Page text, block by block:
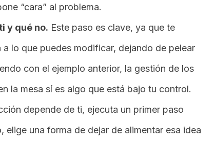
“cara” al problema.
y qué no. Este paso es clave, ya que te
lo que puedes modificar, dejando de pelear
con el ejemplo anterior, la gestión de los
la mesa sí es algo que está bajo tu control.
depende de ti, ejecuta un primer paso
elige una forma de dejar de alimentar esa idea